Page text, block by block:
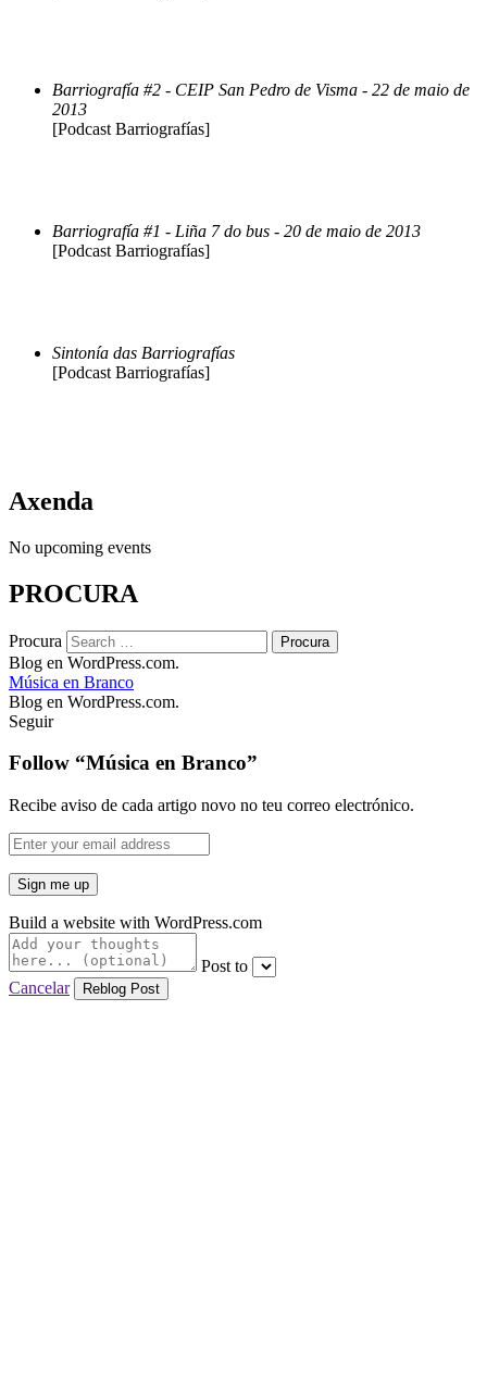
Barriografía #2 - CEIP San Pedro de Visma - 22 de maio de
2013
[Podcast Barriografías]
Barriografía #1 - Liña 7 do bus - 20 de maio de 2013
[Podcast Barriografías]
Sintonía das Barriografías
[Podcast Barriografías]
Axenda
No upcoming events
PROCURA
Procura
Blog en WordPress.com.
Música en Branco
Blog en WordPress.com.
Seguir
Follow “Música en Branco”
Recibe aviso de cada artigo novo no teu correo electrónico.
Build a website with WordPress.com
Post to
Cancelar